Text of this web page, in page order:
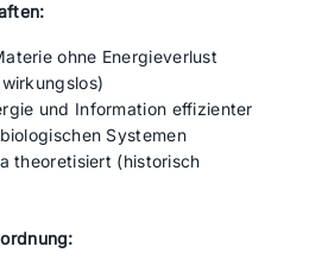
ohne Energieverlust
und Information effizienter
Systemen
theoretisiert (historisch